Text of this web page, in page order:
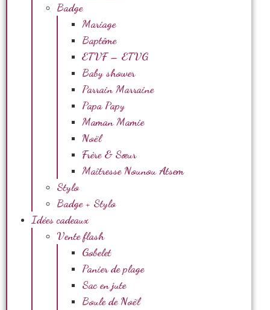
Badge
Mariage
Baptême
ETVF – ETVG
Baby shower
Parrain Marraine
Papa Papy
Maman Mamie
Noël
Frère & Sœur
Maîtresse Nounou Atsem
Stylo
Badge + Stylo
Idées cadeaux
Vente flash
Gobelet
Panier de plage
Sac en jute
Boule de Noël